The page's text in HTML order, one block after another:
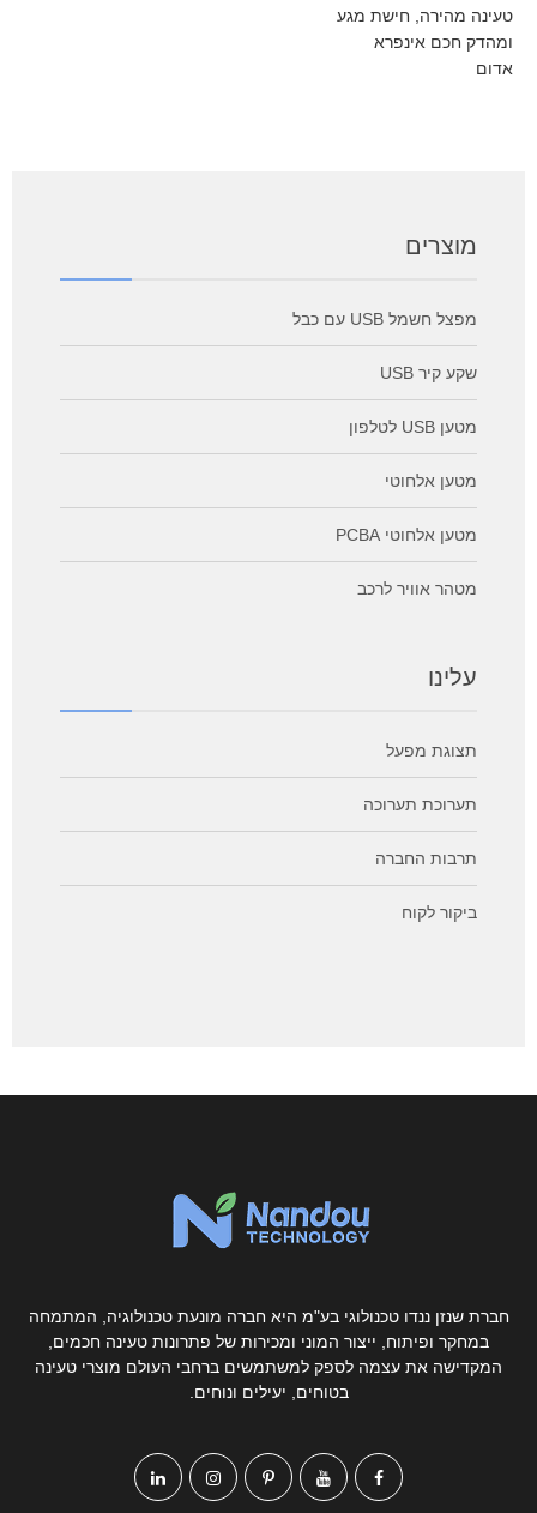
טעינה מהירה, חישת מגע
ומהדק חכם אינפרא
אדום
מוצרים
מפצל חשמל USB עם כבל
שקע קיר USB
מטען USB לטלפון
מטען אלחוטי
מטען אלחוטי PCBA
מטהר אוויר לרכב
עלינו
תצוגת מפעל
תערוכת תערוכה
תרבות החברה
ביקור לקוח
חברת שנזן ננדו טכנולוגי בע"מ היא חברה מונעת טכנולוגיה, המתמחה
במחקר ופיתוח, ייצור המוני ומכירות של פתרונות טעינה חכמים,
המקדישה את עצמה לספק למשתמשים ברחבי העולם מוצרי טעינה
בטוחים, יעילים ונוחים.